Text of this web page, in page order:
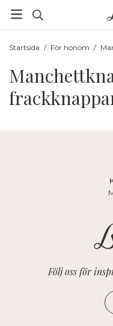
Startsida / För honom /
Följ oss för